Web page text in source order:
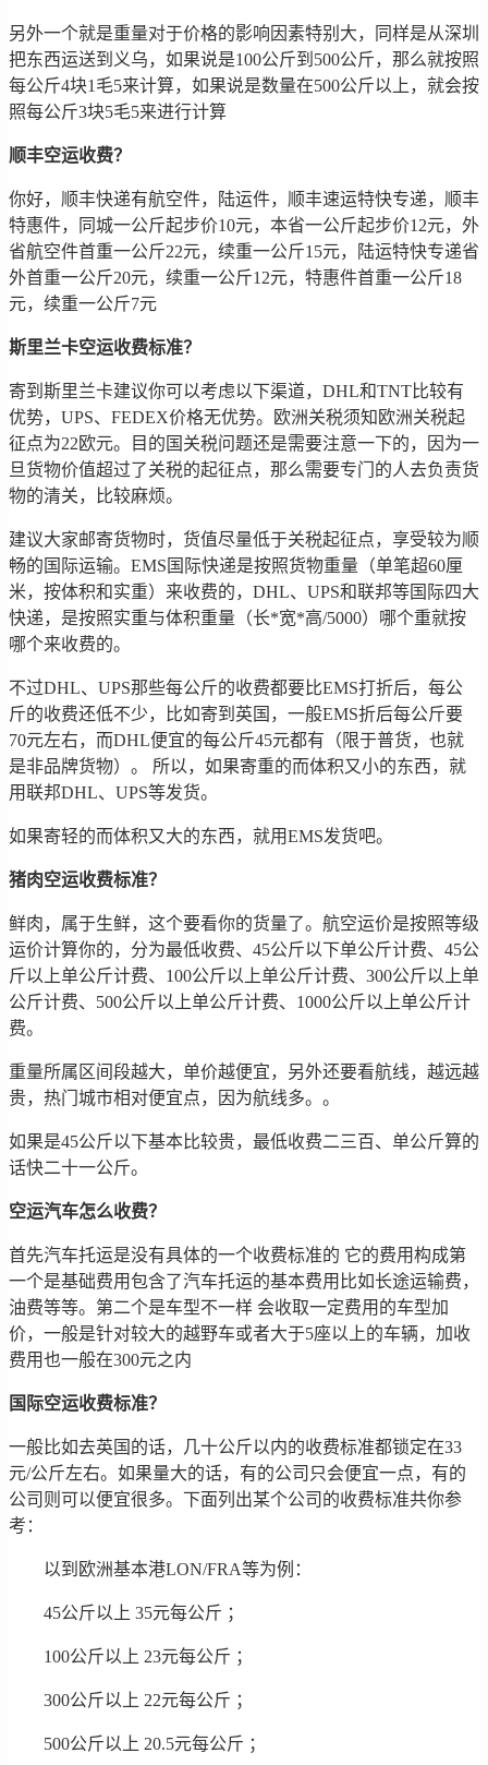
另外一个就是重量对于价格的影响因素特别大，同样是从深圳
把东西运送到义乌，如果说是100公斤到500公斤，那么就按照
每公斤4块1毛5来计算，如果说是数量在500公斤以上，就会按
照每公斤3块5毛5来进行计算
顺丰空运收费？
你好，顺丰快递有航空件，陆运件，顺丰速运特快专递，顺丰
特惠件，同城一公斤起步价10元，本省一公斤起步价12元，外
省航空件首重一公斤22元，续重一公斤15元，陆运特快专递省
外首重一公斤20元，续重一公斤12元，特惠件首重一公斤18
元，续重一公斤7元
斯里兰卡空运收费标准？
寄到斯里兰卡建议你可以考虑以下渠道，DHL和TNT比较有
优势，UPS、FEDEX价格无优势。欧洲关税须知欧洲关税起
征点为22欧元。目的国关税问题还是需要注意一下的，因为一
旦货物价值超过了关税的起征点，那么需要专门的人去负责货
物的清关，比较麻烦。
建议大家邮寄货物时，货值尽量低于关税起征点，享受较为顺
畅的国际运输。EMS国际快递是按照货物重量（单笔超60厘
米，按体积和实重）来收费的，DHL、UPS和联邦等国际四大
快递，是按照实重与体积重量（长*宽*高/5000）哪个重就按
哪个来收费的。
不过DHL、UPS那些每公斤的收费都要比EMS打折后，每公
斤的收费还低不少，比如寄到英国，一般EMS折后每公斤要
70元左右，而DHL便宜的每公斤45元都有（限于普货，也就
是非品牌货物）。 所以，如果寄重的而体积又小的东西，就
用联邦DHL、UPS等发货。
如果寄轻的而体积又大的东西，就用EMS发货吧。
猪肉空运收费标准？
鲜肉，属于生鲜，这个要看你的货量了。航空运价是按照等级
运价计算你的，分为最低收费、45公斤以下单公斤计费、45公
斤以上单公斤计费、100公斤以上单公斤计费、300公斤以上单
公斤计费、500公斤以上单公斤计费、1000公斤以上单公斤计
费。
重量所属区间段越大，单价越便宜，另外还要看航线，越远越
贵，热门城市相对便宜点，因为航线多。。
如果是45公斤以下基本比较贵，最低收费二三百、单公斤算的
话快二十一公斤。
空运汽车怎么收费？
首先汽车托运是没有具体的一个收费标准的 它的费用构成第
一个是基础费用包含了汽车托运的基本费用比如长途运输费，
油费等等。第二个是车型不一样 会收取一定费用的车型加
价，一般是针对较大的越野车或者大于5座以上的车辆，加收
费用也一般在300元之内
国际空运收费标准？
一般比如去英国的话，几十公斤以内的收费标准都锁定在33
元/公斤左右。如果量大的话，有的公司只会便宜一点，有的
公司则可以便宜很多。下面列出某个公司的收费标准共你参
考：
以到欧洲基本港LON/FRA等为例：
45公斤以上 35元每公斤 ；
100公斤以上 23元每公斤 ；
300公斤以上 22元每公斤 ；
500公斤以上 20.5元每公斤 ；